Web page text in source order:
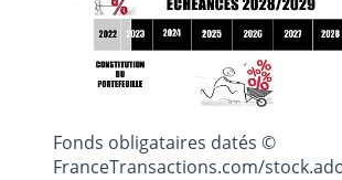
Fonds obligataires datés ©
FranceTransactions.com/